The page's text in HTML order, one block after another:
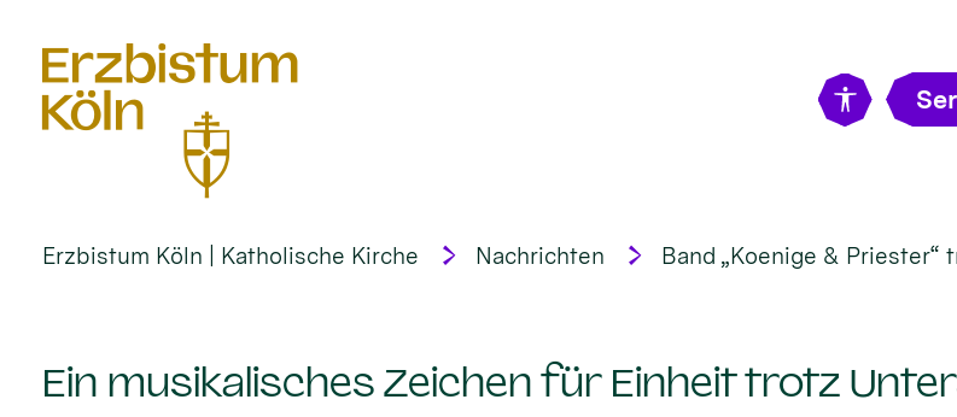
Erzbistum Köln | Katholische Kirche Nachrichten Band „Koenige &
Ein musikalisches Zeichen für Einheit trotz